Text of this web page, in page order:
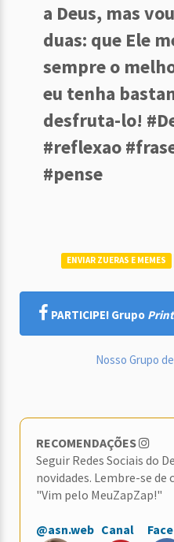
a Deus, mas
duas: que Ele
sempre o
eu tenha
desfruta-lo!
#reflexao
#pense
ENVIAR ZUERAS E MEMES
PARTICIPE! Grupo
Nosso Grupo
RECOMENDAÇÕES
Seguir Redes Sociais do
novidades. Lembre-se
"Vim pelo MeuZapZap!"
@asn.web Canal Face